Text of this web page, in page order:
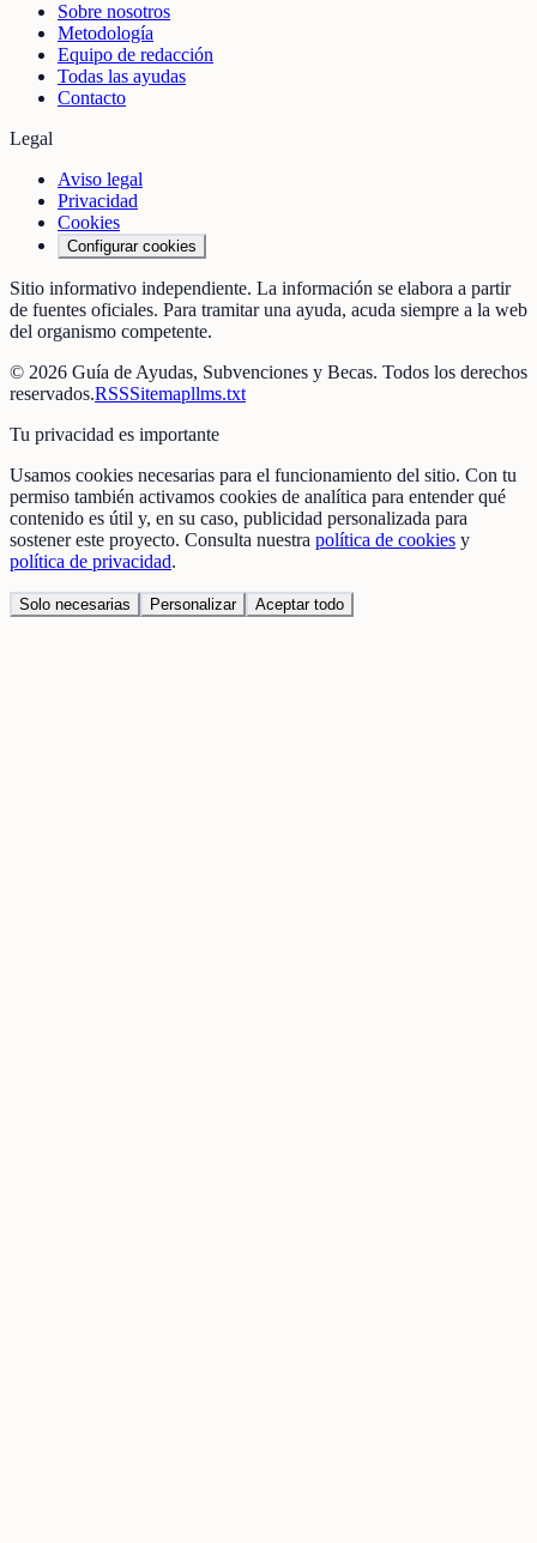
Sobre nosotros
Metodología
Equipo de redacción
Todas las ayudas
Contacto
Legal
Aviso legal
Privacidad
Cookies
Configurar cookies
Sitio informativo independiente. La información se elabora a partir
de fuentes oficiales. Para tramitar una ayuda, acuda siempre a la web
del organismo competente.
© 2026 Guía de Ayudas, Subvenciones y Becas. Todos los derechos
reservados.RSSSitemapllms.txt
Tu privacidad es importante
Usamos cookies necesarias para el funcionamiento del sitio. Con tu
permiso también activamos cookies de analítica para entender qué
contenido es útil y, en su caso, publicidad personalizada para
sostener este proyecto. Consulta nuestra política de cookies y
política de privacidad.
Solo necesarias Personalizar Aceptar todo